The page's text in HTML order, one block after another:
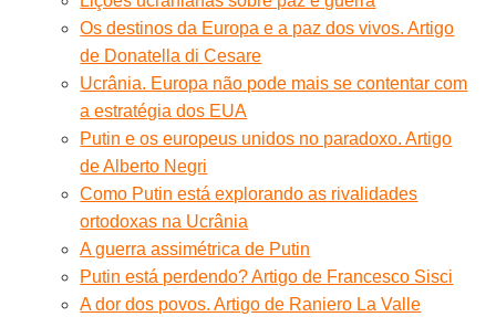
Os destinos da Europa e a paz dos vivos. Artigo
de Donatella di Cesare
Ucrânia. Europa não pode mais se contentar com
a estratégia dos EUA
Putin e os europeus unidos no paradoxo. Artigo
de Alberto Negri
Como Putin está explorando as rivalidades
ortodoxas na Ucrânia
A guerra assimétrica de Putin
Putin está perdendo? Artigo de Francesco Sisci
A dor dos povos. Artigo de Raniero La Valle